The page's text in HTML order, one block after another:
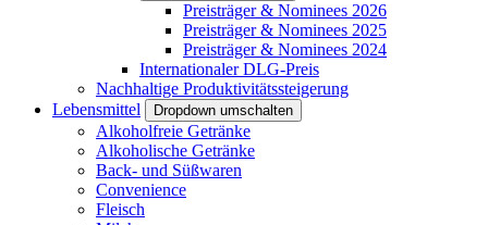
Preisträger & Nominees 2026
Preisträger & Nominees 2025
Preisträger & Nominees 2024
Internationaler DLG-Preis
Nachhaltige Produktivitätssteigerung
Lebensmittel
Dropdown umschalten
Alkoholfreie Getränke
Alkoholische Getränke
Back- und Süßwaren
Convenience
Fleisch